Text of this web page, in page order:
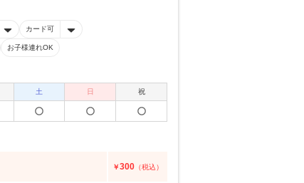
カード可
お子様連れOK
土 日 祝
￥300 （税込）